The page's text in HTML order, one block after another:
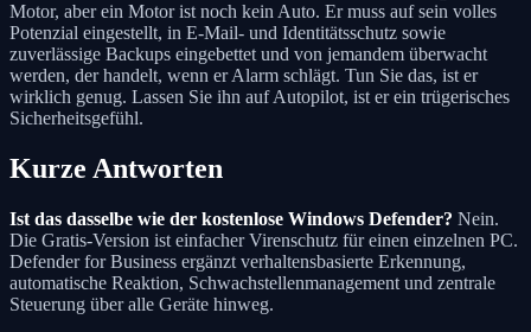
Motor, aber ein Motor ist noch kein Auto. Er muss auf sein volles
Potenzial eingestellt, in E-Mail- und Identitätsschutz sowie
zuverlässige Backups eingebettet und von jemandem überwacht
werden, der handelt, wenn er Alarm schlägt. Tun Sie das, ist er
wirklich genug. Lassen Sie ihn auf Autopilot, ist er ein trügerisches
Sicherheitsgefühl.
Kurze Antworten
Ist das dasselbe wie der kostenlose Windows Defender? Nein.
Die Gratis-Version ist einfacher Virenschutz für einen einzelnen PC.
Defender for Business ergänzt verhaltensbasierte Erkennung,
automatische Reaktion, Schwachstellenmanagement und zentrale
Steuerung über alle Geräte hinweg.